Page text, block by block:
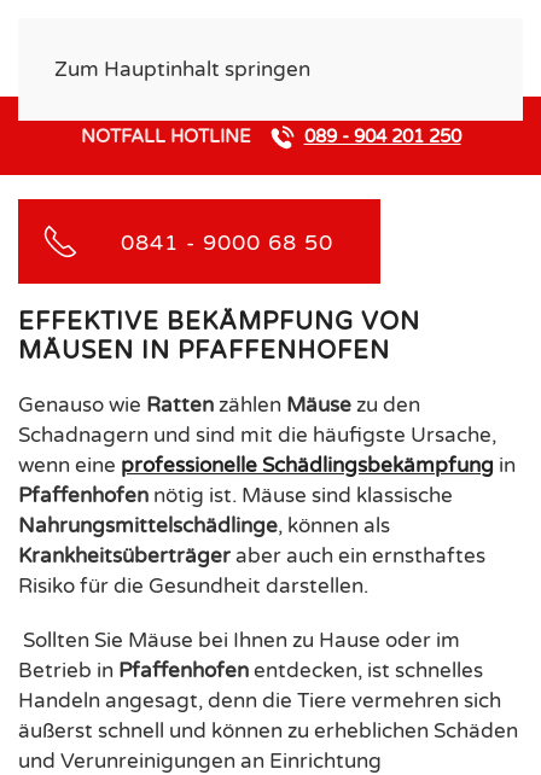
Zum Hauptinhalt springen
NOTFALL HOTLINE 089 - 904 201 250
0841 - 9000 68 50
EFFEKTIVE BEKÄMPFUNG VON
MÄUSEN IN PFAFFENHOFEN
Genauso wie Rattenzählen Mäusezu den
Schadnagern und sind mit die häufigste Ursache,
wenn eine professionelle Schädlingsbekämpfung in
Pfaffenhofen nötig ist. Mäuse sind klassische
Nahrungsmittelschädlinge, können als
Krankheitsüberträgeraber auch ein ernsthaftes
Risiko für die Gesundheit darstellen.
Sollten Sie Mäuse bei Ihnen zu Hause oder im
Betrieb in Pfaffenhofenentdecken, ist schnelles
Handeln angesagt, denn die Tiere vermehren sich
äußerst schnell und können zu erheblichen Schäden
und Verunreinigungen an Einrichtung